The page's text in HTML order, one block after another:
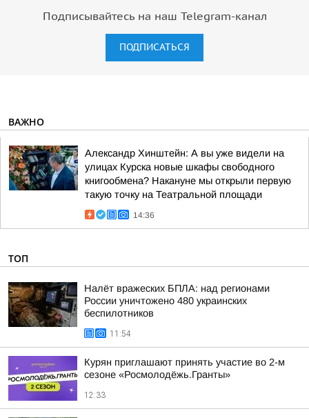
Подписывайтесь на наш Telegram-канал
ПОДПИСАТЬСЯ
ВАЖНО
Александр Хинштейн: А вы уже видели на
улицах Курска новые шкафы свободного
книгообмена? Накануне мы открыли первую
такую точку на Театральной площади
14:36
ТОП
Налёт вражеских БПЛА: над регионами
России уничтожено 480 украинских
беспилотников
11:54
Курян приглашают принять участие во 2-м
сезоне «Росмолодёжь.Гранты»
12:33